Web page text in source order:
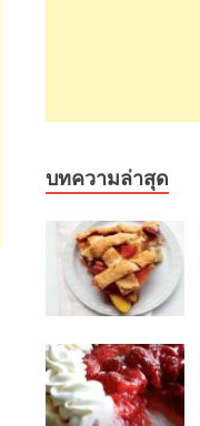
บทความล่าสุด